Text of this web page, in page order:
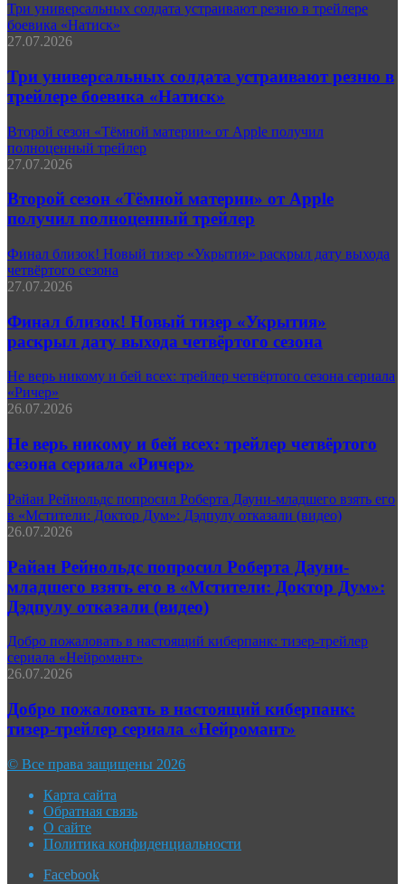
Три универсальных солдата устраивают резню в трейлере
боевика «Натиск»
27.07.2026
Три универсальных солдата устраивают резню в
трейлере боевика «Натиск»
Второй сезон «Тёмной материи» от Apple получил
полноценный трейлер
27.07.2026
Второй сезон «Тёмной материи» от Apple
получил полноценный трейлер
Финал близок! Новый тизер «Укрытия» раскрыл дату выхода
четвёртого сезона
27.07.2026
Финал близок! Новый тизер «Укрытия»
раскрыл дату выхода четвёртого сезона
Не верь никому и бей всех: трейлер четвёртого сезона сериала
«Ричер»
26.07.2026
Не верь никому и бей всех: трейлер четвёртого
сезона сериала «Ричер»
Райан Рейнольдс попросил Роберта Дауни-младшего взять его
в «Мстители: Доктор Дум»: Дэдпулу отказали (видео)
26.07.2026
Райан Рейнольдс попросил Роберта Дауни-
младшего взять его в «Мстители: Доктор Дум»:
Дэдпулу отказали (видео)
Добро пожаловать в настоящий киберпанк: тизер-трейлер
сериала «Нейромант»
26.07.2026
Добро пожаловать в настоящий киберпанк:
тизер-трейлер сериала «Нейромант»
© Все права защищены 2026
Карта сайта
Обратная связь
О сайте
Политика конфиденциальности
Facebook